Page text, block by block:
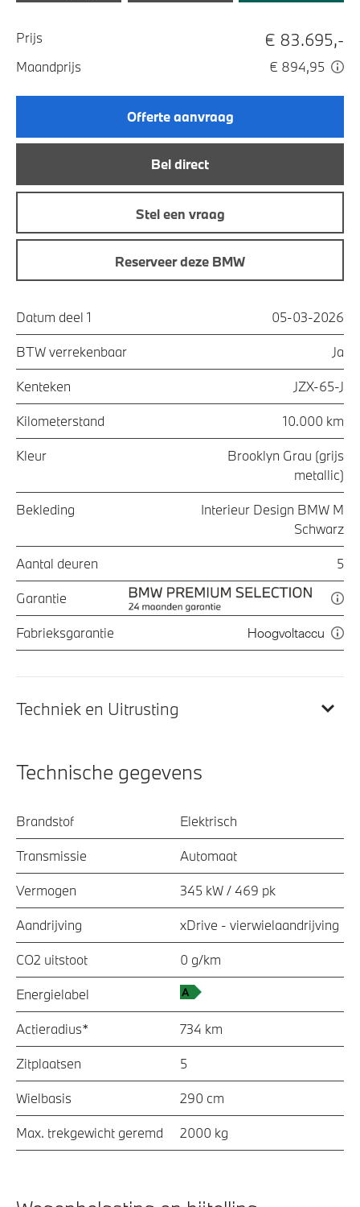
Prijs € 83.695,-
Maandprijs € 894,95
Offerte aanvraag
Bel direct
Stel een vraag
Reserveer deze BMW
Datum deel 1 05-03-2026
BTW verrekenbaar Ja
Kenteken JZX-65-J
Kilometerstand 10.000 km
Kleur
Brooklyn Grau (grijs
metallic)
Bekleding
Interieur Design BMW M
Schwarz
Aantal deuren 5
Garantie
Fabrieksgarantie Hoogvoltaccu
Techniek en Uitrusting
Technische gegevens
Brandstof Elektrisch
Transmissie Automaat
Vermogen 345 kW / 469 pk
Aandrijving xDrive - vierwielaandrijving
CO2 uitstoot 0 g/km
Energielabel
Actieradius* 734 km
Zitplaatsen 5
Wielbasis 290 cm
Max. trekgewicht geremd 2000 kg